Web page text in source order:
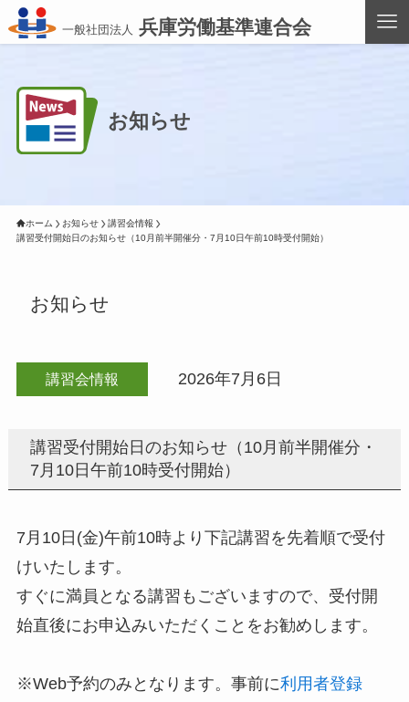
一般社団法人 兵庫労働基準連合会
お知らせ
ホーム お知らせ
講習会情報
講習受付開始日のお知らせ（10月前半開催分・7月10日午前10時受付開始）
お知らせ
講習会情報 2026年7月6日
講習受付開始日のお知らせ（10月前半開催分・
7月10日午前10時受付開始）
7月10日(金)午前10時より下記講習を先着順で受付
けいたします。
すぐに満員となる講習もございますので、受付開
始直後にお申込みいただくことをお勧めします。
※Web予約のみとなります。事前に利用者登録